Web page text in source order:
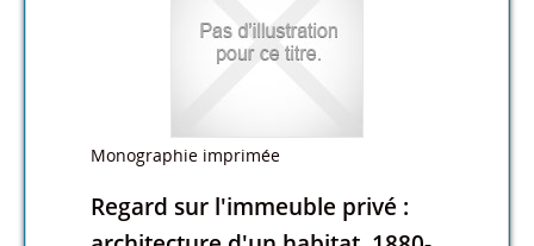
Monographie imprimée
Regard sur l'immeuble privé :